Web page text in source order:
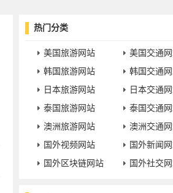
热门分类
美国旅游网站
美国交通
韩国旅游网站
韩国交通
日本旅游网站
日本交通
泰国旅游网站
泰国交通
澳洲旅游网站
澳洲交通
国外视频网站
国外新闻
国外区块链网站
国外社交